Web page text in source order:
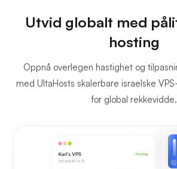
Utvid globalt med
hosting
Oppnå overlegen hastighet og
med UltaHosts skalerbare israelske
for global rekkevidde.